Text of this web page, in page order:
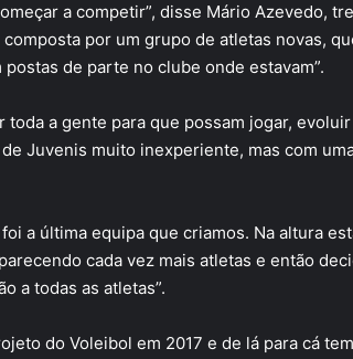
a competir”, disse Mário Azevedo,
por um grupo de atletas novas,
de parte no clube onde estavam”.
toda a gente para que possam jogar,
Juvenis muito inexperiente, mas com
a última equipa que criamos. Na altura
cada vez mais atletas e então
a todas as atletas”.
do Voleibol em 2017 e de lá para cá